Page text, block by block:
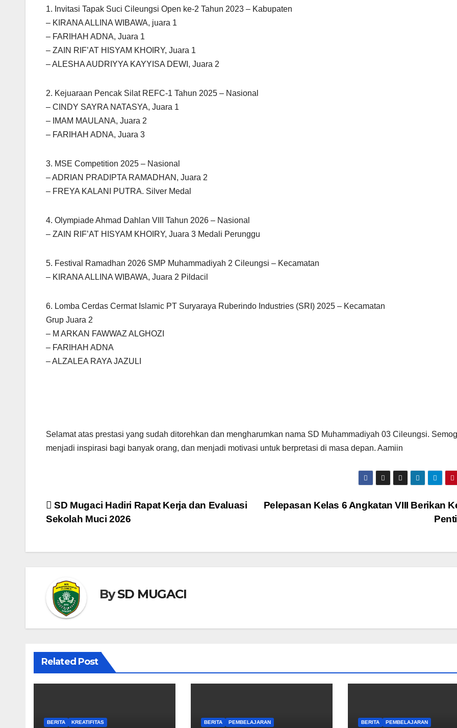
1. Invitasi Tapak Suci Cileungsi Open ke-2 Tahun 2023 – Kabupaten
– KIRANA ALLINA WIBAWA, juara 1
– FARIHAH ADNA, Juara 1
– ZAIN RIF’AT HISYAM KHOIRY, Juara 1
– ALESHA AUDRIYYA KAYYISA DEWI, Juara 2
2. Kejuaraan Pencak Silat REFC-1 Tahun 2025 – Nasional
– CINDY SAYRA NATASYA, Juara 1
– IMAM MAULANA, Juara 2
– FARIHAH ADNA, Juara 3
3. MSE Competition 2025 – Nasional
– ADRIAN PRADIPTA RAMADHAN, Juara 2
– FREYA KALANI PUTRA. Silver Medal
4. Olympiade Ahmad Dahlan VIII Tahun 2026 – Nasional
– ZAIN RIF’AT HISYAM KHOIRY, Juara 3 Medali Perunggu
5. Festival Ramadhan 2026 SMP Muhammadiyah 2 Cileungsi – Kecamatan
– KIRANA ALLINA WIBAWA, Juara 2 Pildacil
6. Lomba Cerdas Cermat Islamic PT Suryaraya Ruberindo Industries (SRI) 2025 – Kecamatan
Grup Juara 2
– M ARKAN FAWWAZ ALGHOZI
– FARIHAH ADNA
– ALZALEA RAYA JAZULI
Selamat atas prestasi yang sudah ditorehkan dan mengharumkan nama SD Muhammadiyah 03 Cileungsi.
menjadi inspirasi bagi banyak orang, dan menjadi motivasi untuk berpretasi di masa depan. Aamiin
Navigasi
Pelepasan Kelas 6 Angkatan VIII Berikan
SD Mugaci Hadiri Rapat Kerja dan Evaluasi
Sekolah Muci 2026
BySD MUGACI
Related Post
BERITA KREATIFITAS BERITA PEMBELAJARAN BERITA PEMBELAJARAN